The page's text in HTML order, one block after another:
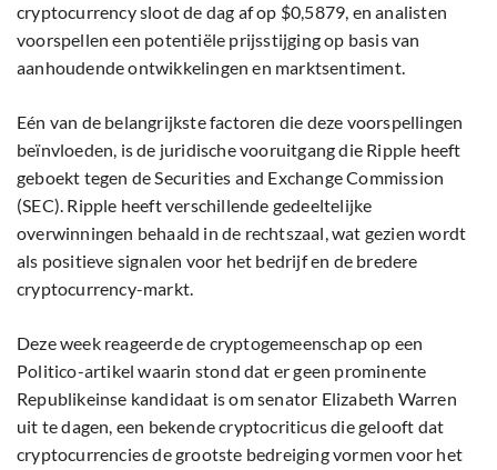
cryptocurrency sloot de dag af op $0,5879, en analisten
voorspellen een potentiële prijsstijging op basis van
aanhoudende ontwikkelingen en marktsentiment.
Eén van de belangrijkste factoren die deze voorspellingen
beïnvloeden, is de juridische vooruitgang die Ripple heeft
geboekt tegen de Securities and Exchange Commission
(SEC). Ripple heeft verschillende gedeeltelijke
overwinningen behaald in de rechtszaal, wat gezien wordt
als positieve signalen voor het bedrijf en de bredere
cryptocurrency-markt.
Deze week reageerde de cryptogemeenschap op een
Politico-artikel waarin stond dat er geen prominente
Republikeinse kandidaat is om senator Elizabeth Warren
uit te dagen, een bekende cryptocriticus die gelooft dat
cryptocurrencies de grootste bedreiging vormen voor het